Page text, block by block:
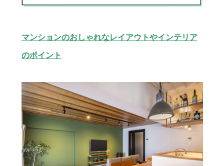
マンションのおしゃれなレイアウトやインテリア
のポイント